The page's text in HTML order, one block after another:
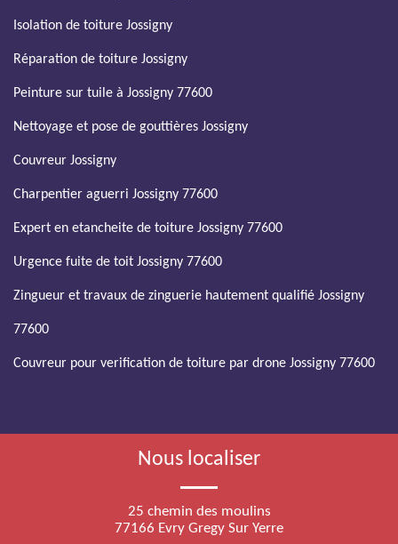
Isolation de toiture Jossigny
Réparation de toiture Jossigny
Peinture sur tuile à Jossigny 77600
Nettoyage et pose de gouttières Jossigny
Couvreur Jossigny
Charpentier aguerri Jossigny 77600
Expert en etancheite de toiture Jossigny 77600
Urgence fuite de toit Jossigny 77600
Zingueur et travaux de zinguerie hautement qualifié Jossigny
77600
Couvreur pour verification de toiture par drone Jossigny 77600
Nous localiser
25 chemin des moulins
77166 Evry Gregy Sur Yerre